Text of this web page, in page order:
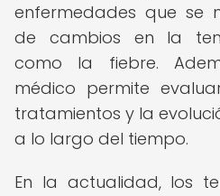
enfermedades que se
de cambios en la
como la fiebre.
médico permite
tratamientos y la
a lo largo del tiempo.
En la actualidad, los